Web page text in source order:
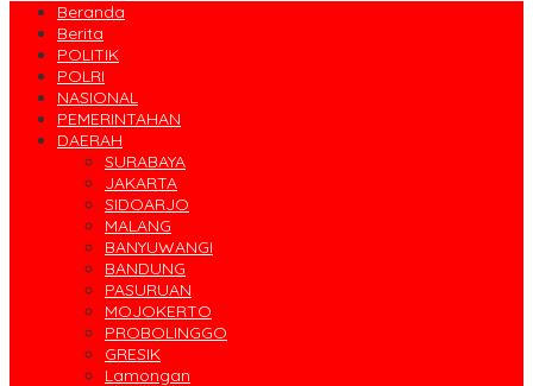
Beranda
Berita
POLITIK
POLRI
NASIONAL
PEMERINTAHAN
DAERAH
SURABAYA
JAKARTA
SIDOARJO
MALANG
BANYUWANGI
BANDUNG
PASURUAN
MOJOKERTO
PROBOLINGGO
GRESIK
Lamongan